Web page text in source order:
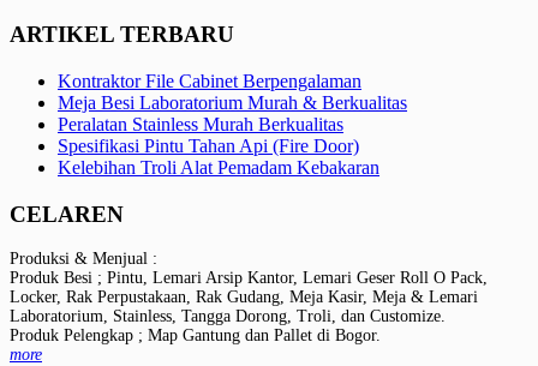
ARTIKEL TERBARU
Kontraktor File Cabinet Berpengalaman
Meja Besi Laboratorium Murah & Berkualitas
Peralatan Stainless Murah Berkualitas
Spesifikasi Pintu Tahan Api (Fire Door)
Kelebihan Troli Alat Pemadam Kebakaran
CELAREN
Produksi & Menjual :
Produk Besi ; Pintu, Lemari Arsip Kantor, Lemari Geser Roll O Pack,
Locker, Rak Perpustakaan, Rak Gudang, Meja Kasir, Meja & Lemari
Laboratorium, Stainless, Tangga Dorong, Troli, dan Customize.
Produk Pelengkap ; Map Gantung dan Pallet di Bogor.
more